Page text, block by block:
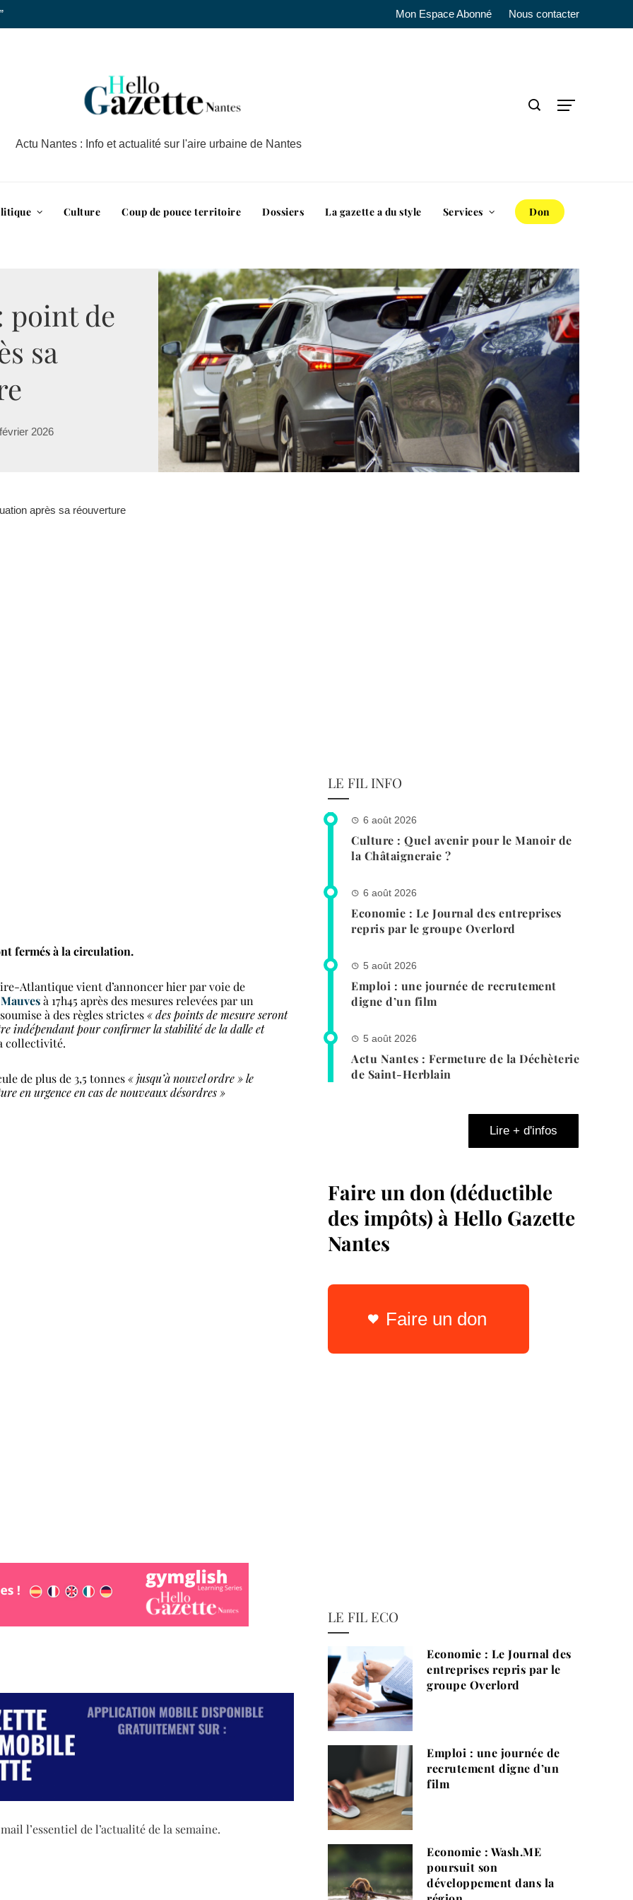
Mon Espace Abonné Nous contacter
Actu Nantes : Info et actualité sur l'aire urbaine de Nantes
Culture Coup de pouce territoire Dossiers La gazette a du style Services Don
point de
sa
2026
après sa réouverture
fermés à la circulation.
Atlantique vient d’annoncer hier par voie de
à 17h45 après des mesures relevées par un
à des règles strictes« des points de mesure seront
indépendant pour confirmer la stabilité de la dalle et
collectivité.
de plus de 3,5 tonnes« jusqu’à nouvel ordre » le
en urgence en cas de nouveaux désordres »
l’essentiel de l’actualité de la semaine.
LE FIL INFO
6 août 2026
Culture : Quel avenir pour le Manoir de
la Châtaigneraie ?
6 août 2026
Economie : Le Journal des entreprises
repris par le groupe Overlord
5 août 2026
Emploi : une journée de recrutement
digne d’un film
5 août 2026
Actu Nantes : Fermeture de la Déchèterie
de Saint-Herblain
Lire + d'infos
Faire un don (déductible
des impôts) à Hello Gazette
Nantes
Faire un don
LE FIL ECO
Economie : Le Journal des
entreprises repris par le
groupe Overlord
Emploi : une journée de
recrutement digne d’un
film
Economie : Wash.ME
poursuit son
développement dans la